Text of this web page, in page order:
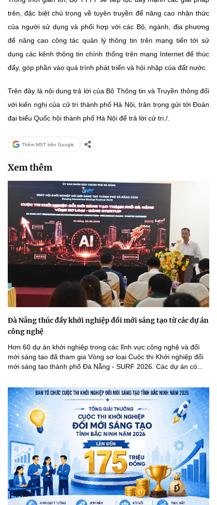
trên, đặc biệt chú trọng về tuyên truyền để nâng cao nhận thức
của người sử dụng và phối hợp với các Bộ, ngành, địa phương
để nâng cao công tác quản lý thông tin trên mạng tiến tới sử
dụng các kênh thông tin chính thống trên mạng Internet để thúc
đẩy, góp phần vào quá trình phát triển và hội nhập của đất nước.
Trên đây là nội dung trả lời của Bộ Thông tin và Truyền thông đối
với kiến nghị của cử tri thành phố Hà Nội, trân trọng gửi tới Đoàn
đại biểu Quốc hội thành phố Hà Nội để trả lời cử tri./.
Thêm MST trên Google
Xem thêm
Đà Nẵng thúc đẩy khởi nghiệp đổi mới sáng tạo từ các dự án
công nghệ
Hơn 60 dự án khởi nghiệp trong các lĩnh vực công nghệ và đổi
mới sáng tạo đã tham gia Vòng sơ loại Cuộc thi Khởi nghiệp đổi
mới sáng tạo thành phố Đà Nẵng - SURF 2026. Các dự án có...